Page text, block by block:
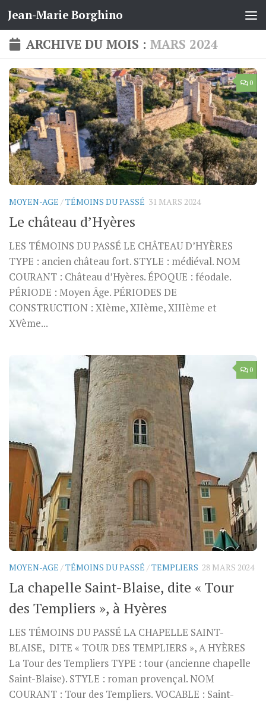
Skip to content
Jean-Marie Borghino
ARCHIVE DU MOIS : MARS 2024
0
MOYEN-AGE /TÉMOINS DU PASSÉ 31 MARS 2024
Le château d’Hyères
LES TÉMOINS DU PASSÉ LE CHÂTEAU D’HYÈRES
TYPE : ancien château fort. STYLE : médiéval. NOM
COURANT : Château d’Hyères. ÉPOQUE : féodale.
PÉRIODE : Moyen Âge. PÉRIODES DE
CONSTRUCTION : XIème, XIIème, XIIIème et
XVème...
0
MOYEN-AGE /TÉMOINS DU PASSÉ /TEMPLIERS 28 MARS 2024
La chapelle Saint-Blaise, dite « Tour
des Templiers », à Hyères
LES TÉMOINS DU PASSÉ LA CHAPELLE SAINT-
BLAISE, DITE « TOUR DES TEMPLIERS », A HYÈRES
La Tour des Templiers TYPE : tour (ancienne chapelle
Saint-Blaise). STYLE : roman provençal. NOM
COURANT : Tour des Templiers. VOCABLE : Saint-